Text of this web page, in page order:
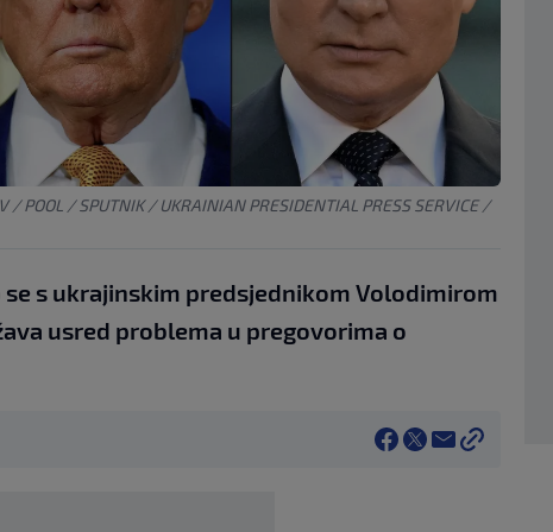
/ SPUTNIK / UKRAINIAN PRESIDENTIAL PRESS SERVICE /
s ukrajinskim predsjednikom Volodimirom
usred problema u pregovorima o